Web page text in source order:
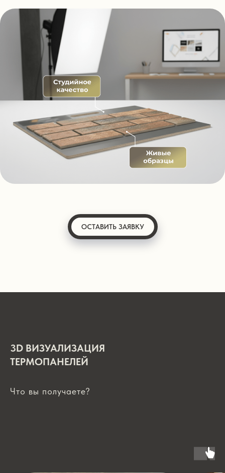
ОСТАВИТЬ ЗАЯВКУ
3D ВИЗУАЛИЗАЦИЯ
ТЕРМОПАНЕЛЕЙ
Что вы получаете?